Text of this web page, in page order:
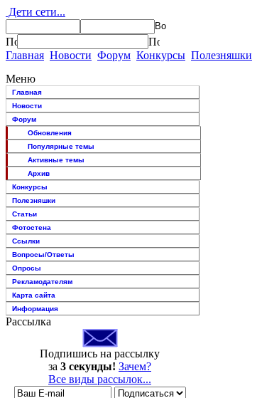
Дети сети...
Главная Новости Форум Конкурсы Полезняшки
Меню
Главная
Новости
Форум
Обновления
Популярные темы
Активные темы
Архив
Конкурсы
Полезняшки
Статьи
Фотостена
Ссылки
Вопросы/Ответы
Опросы
Рекламодателям
Карта сайта
Информация
Рассылка
Подпишись на рассылку
за 3 секунды! Зачем?
Все виды рассылок...